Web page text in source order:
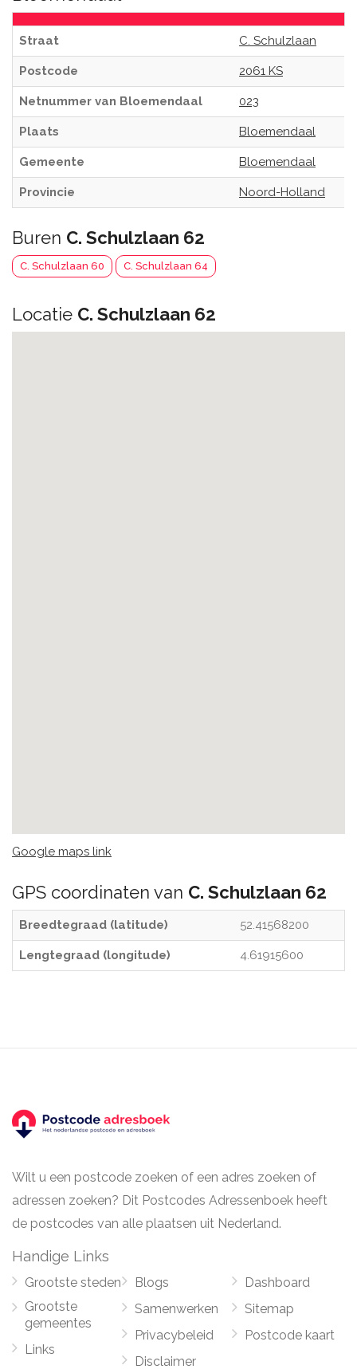
Straat C. Schulzlaan
Postcode 2061 KS
Netnummer van Bloemendaal 023
Plaats Bloemendaal
Gemeente Bloemendaal
Provincie Noord-Holland
Buren C. Schulzlaan 62
C. Schulzlaan 60 C. Schulzlaan 64
Locatie C. Schulzlaan 62
Google maps link
GPS coordinaten van C. Schulzlaan 62
Breedtegraad (latitude) 52.41568200
Lengtegraad (longitude) 4.61915600
Wilt u een postcode zoeken of een adres zoeken of
adressen zoeken? Dit Postcodes Adressenboek heeft
de postcodes van alle plaatsen uit Nederland.
Handige Links
Grootste steden
Grootste
gemeentes
Links
Blogs
Samenwerken
Privacybeleid
Disclaimer
Dashboard
Sitemap
Postcode kaart